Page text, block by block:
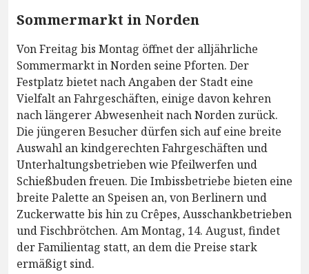
Sommermarkt in Norden
Von Freitag bis Montag öffnet der alljährliche
Sommermarkt in Norden seine Pforten. Der
Festplatz bietet nach Angaben der Stadt eine
Vielfalt an Fahrgeschäften, einige davon kehren
nach längerer Abwesenheit nach Norden zurück.
Die jüngeren Besucher dürfen sich auf eine breite
Auswahl an kindgerechten Fahrgeschäften und
Unterhaltungsbetrieben wie Pfeilwerfen und
Schießbuden freuen. Die Imbissbetriebe bieten eine
breite Palette an Speisen an, von Berlinern und
Zuckerwatte bis hin zu Crêpes, Ausschankbetrieben
und Fischbrötchen. Am Montag, 14. August, findet
der Familientag statt, an dem die Preise stark
ermäßigt sind.